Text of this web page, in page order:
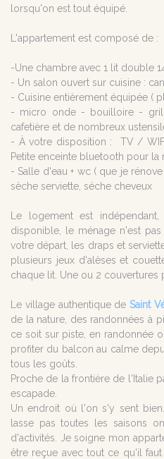
lorsqu'on est tout équipé.
L'appartement est composé de :
-Une chambre avec 1 lit double
- Un salon ouvert sur cuisine :
- Cuisine entièrement équipée (
- micro onde - bouilloire -
cafetière et de nombreux
- À votre disposition : TV /
Petite enceinte bluetooth pour la
- Salle d'eau + wc ( que je
sèche serviette, séche cheveux
Le logement est
disponible, le ménage n'est
votre départ, les draps et
plusieurs jeux d'alèses et
chaque lit. Une ou 2 couvertures
Le village authentique de Saint
de la nature, des randonnées à
ce soit sur piste, en randonnée
profiter du balcon au calme
tous les goûts.
Proche de la frontière de l'Italie
escapade.
Un endroit où l'on s'y sent
lasse pas toutes les saisons
d'activités. Je soigne mon
être reçue avec tout ce qu'il